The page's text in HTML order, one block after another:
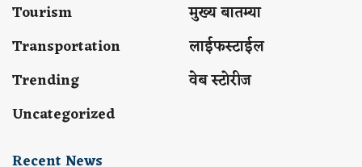
Tourism
Transportation
Trending
Uncategorized
मुख्य बातम्या
लाईफस्टाईल
वेब स्टोरीज
Recent News